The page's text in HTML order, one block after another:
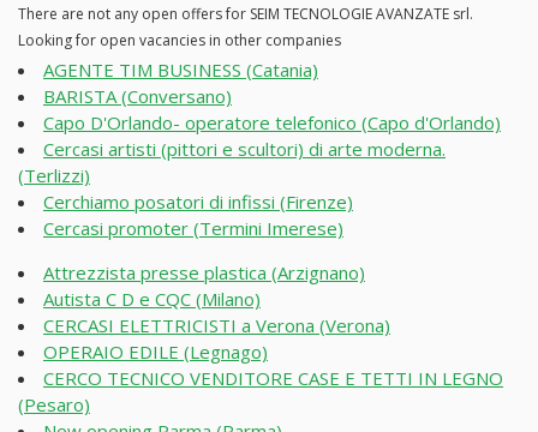
There are not any open offers for SEIM TECNOLOGIE AVANZATE srl.
Looking for open vacancies in other companies
AGENTE TIM BUSINESS (Catania)
BARISTA (Conversano)
Capo D'Orlando- operatore telefonico (Capo d'Orlando)
Cercasi artisti (pittori e scultori) di arte moderna.
(Terlizzi)
Cerchiamo posatori di infissi (Firenze)
Cercasi promoter (Termini Imerese)
Attrezzista presse plastica (Arzignano)
Autista C D e CQC (Milano)
CERCASI ELETTRICISTI a Verona (Verona)
OPERAIO EDILE (Legnago)
CERCO TECNICO VENDITORE CASE E TETTI IN LEGNO
(Pesaro)